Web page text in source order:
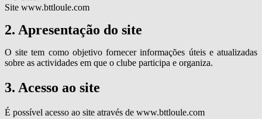
Site www.bttloule.com
2. Apresentação do site
O site tem como objetivo fornecer informações úteis e atualizadas
sobre as actividades em que o clube participa e organiza.
3. Acesso ao site
É possível acesso ao site através de www.bttloule.com